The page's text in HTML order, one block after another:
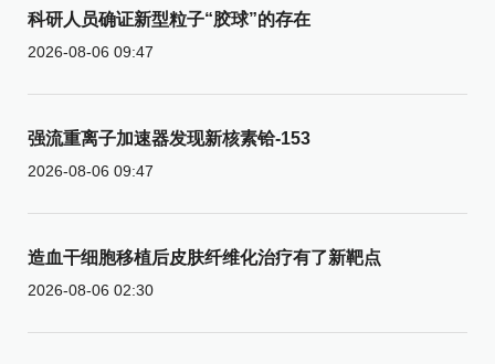
科研人员确证新型粒子“胶球”的存在
2026-08-06 09:47
强流重离子加速器发现新核素铪-153
2026-08-06 09:47
造血干细胞移植后皮肤纤维化治疗有了新靶点
2026-08-06 02:30